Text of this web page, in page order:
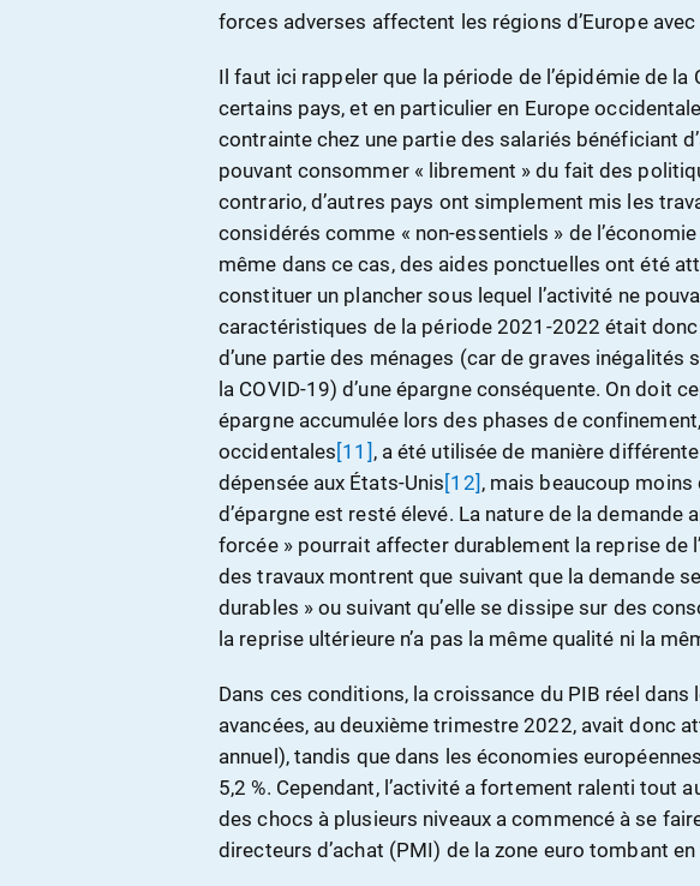
forces adverses affectent les régions d’Europe
Il faut ici rappeler que la période de l’épidémie de la
certains pays, et en particulier en Europe
contrainte chez une partie des salariés bénéficiant
pouvant consommer « librement » du fait des
contrario, d’autres pays ont simplement mis les
considérés comme « non-essentiels » de
même dans ce cas, des aides ponctuelles ont été
constituer un plancher sous lequel l’activité ne
caractéristiques de la période 2021-2022 était donc
d’une partie des ménages (car de graves inégalités
la COVID-19) d’une épargne conséquente. On doit
épargne accumulée lors des phases de
occidentales [11] , a été utilisée de manière
dépensée aux États-Unis [12] , mais beaucoup moins
d’épargne est resté élevé. La nature de la demande
forcée » pourrait affecter durablement la reprise de
des travaux montrent que suivant que la demande
durables » ou suivant qu’elle se dissipe sur des
la reprise ultérieure n’a pas la même qualité ni la
Dans ces conditions, la croissance du PIB réel dans
avancées, au deuxième trimestre 2022, avait donc
annuel), tandis que dans les économies
5,2 %. Cependant, l’activité a fortement ralenti tout
des chocs à plusieurs niveaux a commencé à se
directeurs d’achat (PMI) de la zone euro tombant